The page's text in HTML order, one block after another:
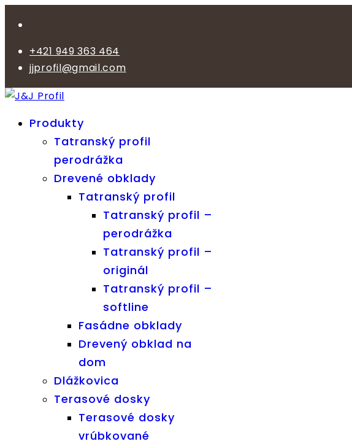
+421 949 363 464
jjprofil@gmail.com
Produkty
Tatranský profil
perodrážka
Drevené obklady
Tatranský profil
Tatranský profil –
perodrážka
Tatranský profil –
originál
Tatranský profil –
softline
Fasádne obklady
Drevený obklad na
dom
Dlážkovica
Terasové dosky
Terasové dosky
vrúbkované